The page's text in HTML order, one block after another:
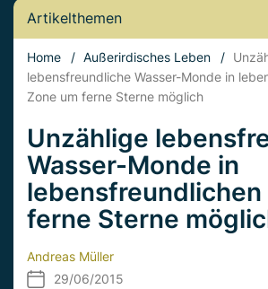
Artikelthemen
Home / Außerirdisches Leben /
lebensfreundliche Wasser-Monde in
Zone um ferne Sterne möglich
Unzählige
Wasser-Monde in
lebensfreundlichen
ferne Sterne
Andreas Müller
29/06/2015